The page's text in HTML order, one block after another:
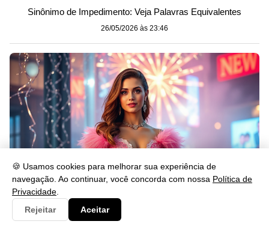
🍪 Usamos cookies para melhorar sua experiência de
navegação. Ao continuar, você concorda com nossa Política de
Privacidade
Rejeitar
Aceitar
Sinônimo de Impedimento: Veja Palavras Equivalentes
26/05/2026 às 23:46
O que Significa Passar o Ano Novo de Rosa?